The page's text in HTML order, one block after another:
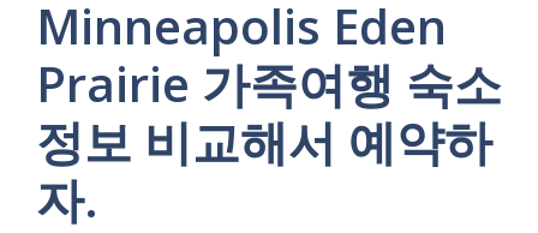
Minneapolis Eden
Prairie 가족여행 숙소
정보 비교해서 예약하
자.